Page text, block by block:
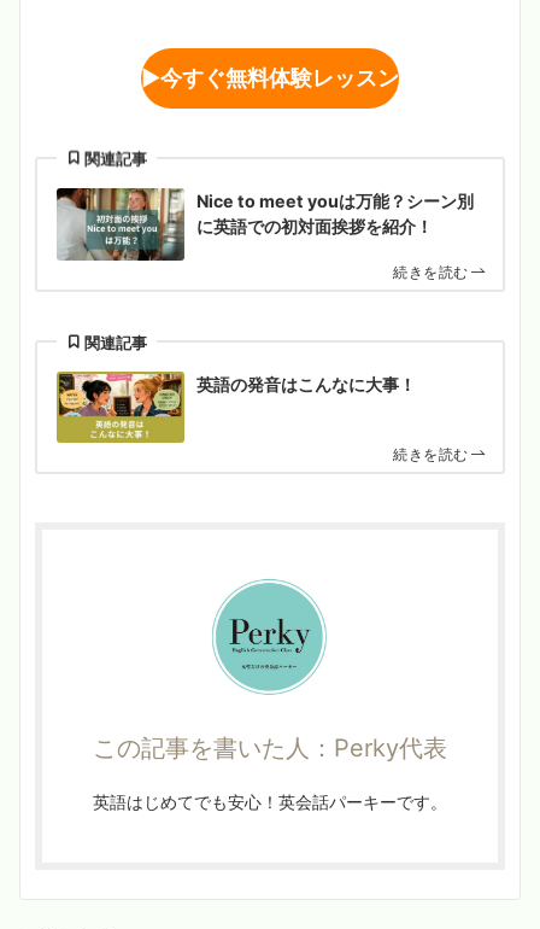
▶︎今すぐ無料体験レッスン
関連記事
Nice to meet youは万能？シーン別
に英語での初対面挨拶を紹介！
続きを読む
関連記事
英語の発音はこんなに大事！
続きを読む
この記事を書いた人：Perky代表
英語はじめてでも安心！英会話パーキーです。